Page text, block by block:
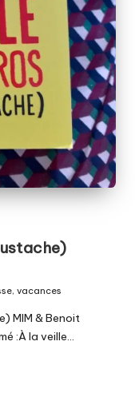
, vacances
MIM & Benoit
:À la veille…